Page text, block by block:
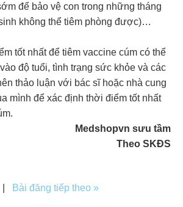
để bảo vệ con trong những tháng
không thể tiêm phòng được)…
tốt nhất để tiêm vaccine cúm có thể
độ tuổi, tình trạng sức khỏe và các
thảo luận với bác sĩ hoặc nhà cung
mình để xác định thời điểm tốt nhất
Medshopvn sưu tầm
Theo SKĐS
Bài đăng tiếp theo »